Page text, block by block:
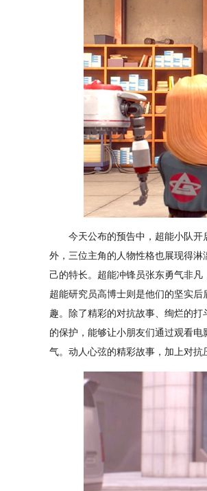
今天公布的预告中，超能小队开
外，三位主角的人物性格也展现得
己的特长。超能冲锋员张东勇气非
超能研究员高博士则是他们的坚实
趣。除了精彩的对抗故事、绚烂的
的保护，能够让小朋友们通过观看
气。动人心弦的精彩故事，加上对抗